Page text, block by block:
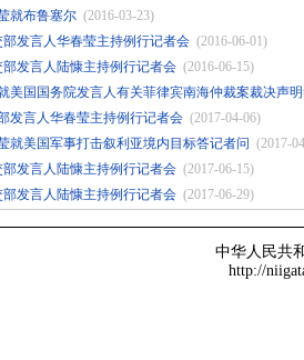
就布鲁塞尔 (2016-03-23)
部发言人华春莹主持例行记者会 (2016-06-01)
部发言人陆慷主持例行记者会 (2016-06-15)
美国国务院发言人有关菲律宾南海仲裁案裁决声
发言人华春莹主持例行记者会 (2017-04-06)
就美国军事打击叙利亚境内目标答记者问 (2017-
部发言人陆慷主持例行记者会 (2017-06-15)
部发言人陆慷主持例行记者会 (2017-06-29)
中华人民共
http://